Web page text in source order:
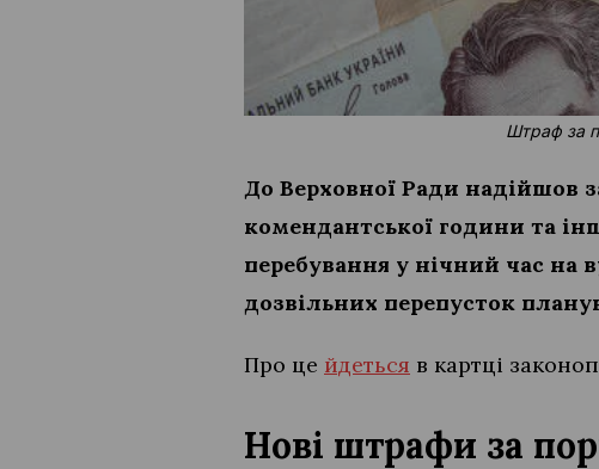
Штраф за
До Верховної Ради надійшов
комендантської години та
перебування у нічний час на
дозвільних перепусток
Про це йдеться в картці
Нові штрафи за